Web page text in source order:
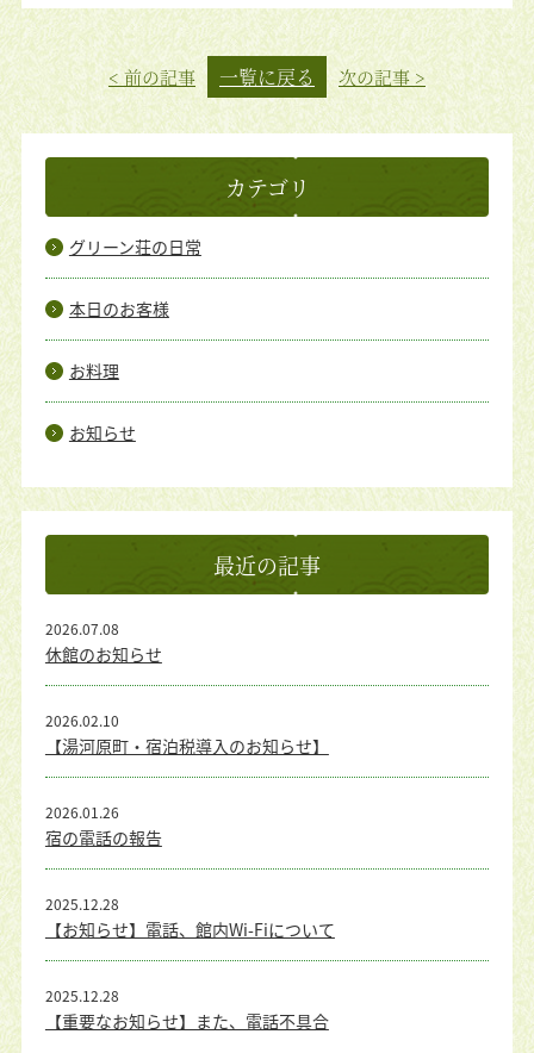
< 前の記事 一覧に戻る 次の記事 >
カテゴリ
グリーン荘の日常
本日のお客様
お料理
お知らせ
最近の記事
休館のお知らせ
2026.07.08
【湯河原町・宿泊税導入のお知らせ】
2026.02.10
宿の電話の報告
2026.01.26
【お知らせ】電話、館内Wi-Fiについて
2025.12.28
【重要なお知らせ】また、電話不具合
2025.12.28